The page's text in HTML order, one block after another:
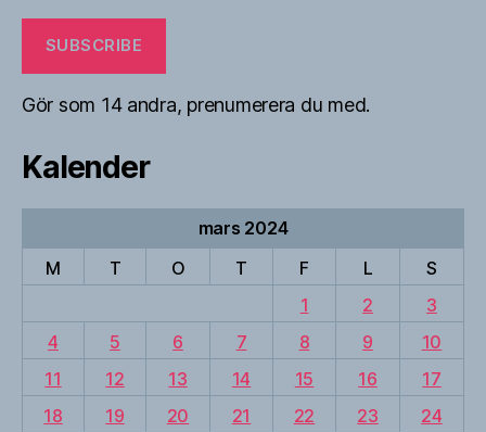
SUBSCRIBE
Gör som 14 andra, prenumerera du med.
Kalender
mars 2024
M
T O T F L
S
1
2
3
4
5 6 7 8 9
10
11
12 13 14 15 16
17
18
19 20 21 22 23
24